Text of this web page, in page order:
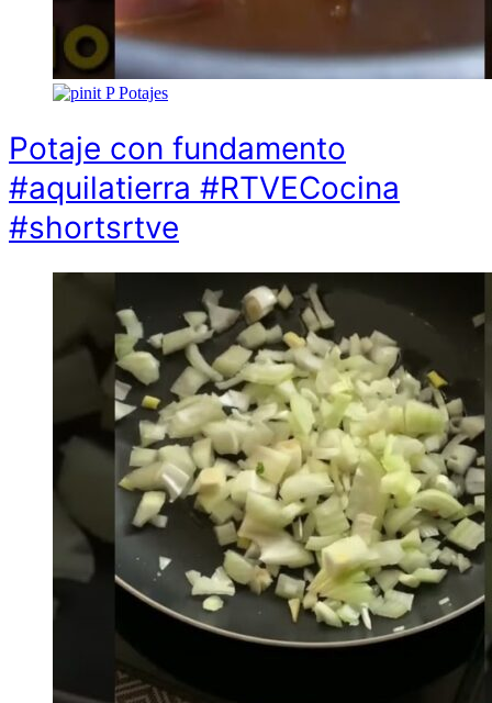
P Potajes
Potaje con fundamento
#aquilatierra #RTVECocina
#shortsrtve